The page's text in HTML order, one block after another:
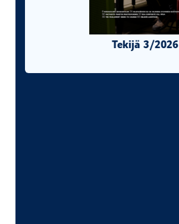
Tekijä 3/2026